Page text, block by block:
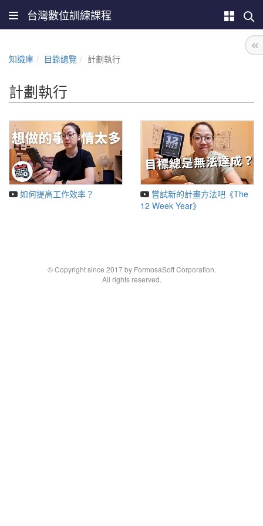
台灣數位訓練課程
知識庫 目錄總覽 計劃執行
計劃執行
如何提高工作效率？
12 Week Year》
© Copyright since 2017 by FormosaSoft Corporation.
All rights reserved.